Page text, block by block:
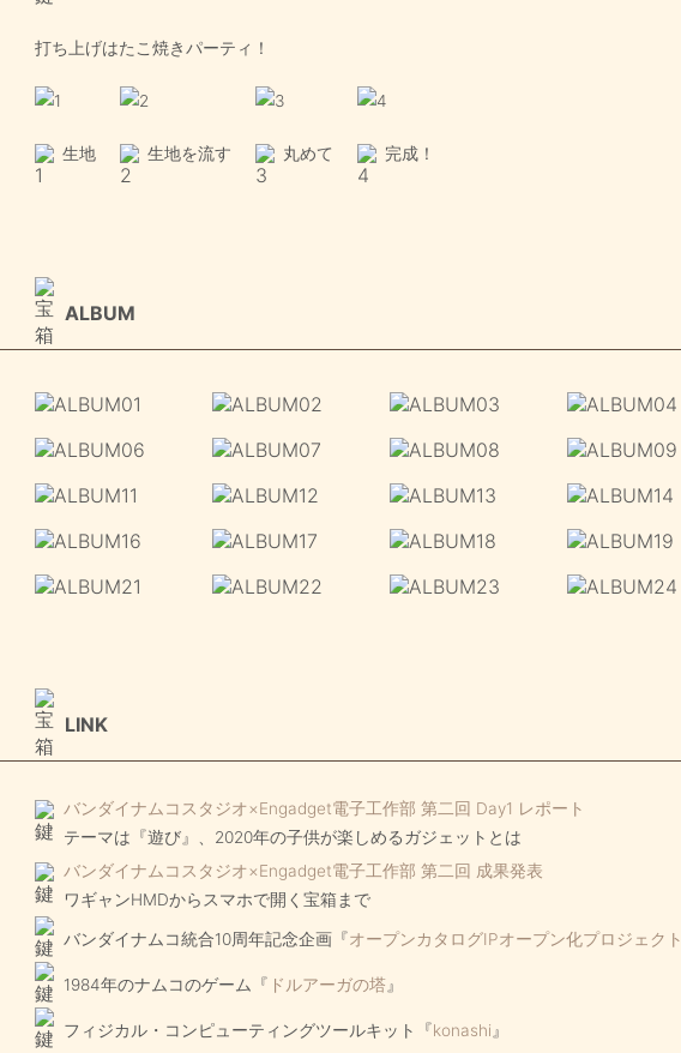
打ち上げはたこ焼きパーティ！
生地 生地を流す 丸めて 完成！
ALBUM
LINK
バンダイナムコスタジオ×Engadget電子工作部 第二回 Day1 レポート
テーマは『遊び』、2020年の子供が楽しめるガジェットとは
バンダイナムコスタジオ×Engadget電子工作部 第二回 成果発表
ワギャンHMDからスマホで開く宝箱まで
バンダイナムコ統合10周年記念企画『オープンカタログIPオープン化プロジェクト
1984年のナムコのゲーム『 ドルアーガの塔』
フィジカル・コンピューティングツールキット『konashi 』